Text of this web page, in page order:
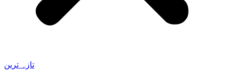
تازہ ترین